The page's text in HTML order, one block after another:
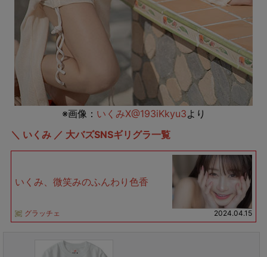
※画像： いくみX@193iKkyu3より
＼ いくみ ／ 大バズSNSギリグラ一覧
いくみ、微笑みのふんわり色香
グラッチェ 2024.04.15